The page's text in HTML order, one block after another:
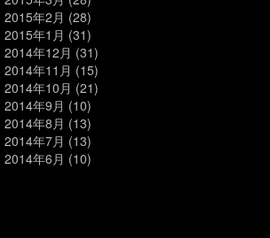
2015年2月 (28)
2015年1月 (31)
2014年12月 (31)
2014年11月 (15)
2014年10月 (21)
2014年9月 (10)
2014年8月 (13)
2014年7月 (13)
2014年6月 (10)